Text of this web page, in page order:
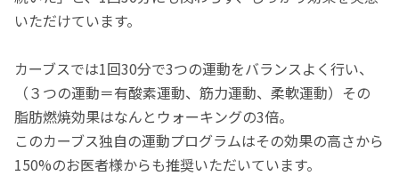
いただけています。
カーブスでは1回30分で3つの運動をバランスよく行い、
（３つの運動＝有酸素運動、筋力運動、柔軟運動）その
脂肪燃焼効果はなんとウォーキングの3倍。
このカーブス独自の運動プログラムはその効果の高さから
150%のお医者様からも推奨いただいています。